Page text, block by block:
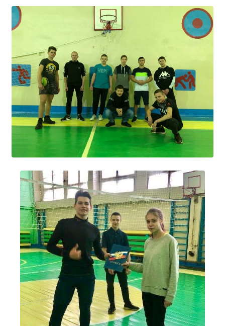
Образование
Образовательные стандарты и требования
Педагогический состав
Материально-техническое обеспечение и
оснащенность образовательного процесса.
Доступная среда
Стипендии и меры поддержки обучающихся
Платные образовательные услуги
Финансово-хозяйственная деятельность
Вакантные места для приёма (перевода)
Организация питания в образовательной
организации
УЧЕБНАЯ РАБОТА
Расписание занятий
Заочное отделение
Локальные акты
ВОСПИТАТЕЛЬНАЯ РАБОТА
Безопасность на железной дороге